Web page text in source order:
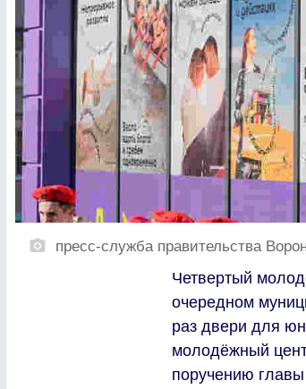
пресс-служба правительства
Четвертый
очередном
раз двери для
молодёжный
поручению